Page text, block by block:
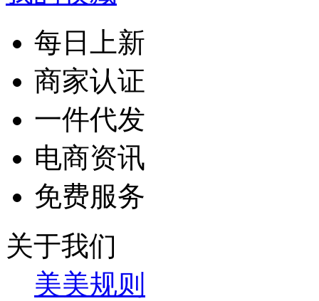
每日上新
商家认证
一件代发
电商资讯
免费服务
关于我们
美美规则